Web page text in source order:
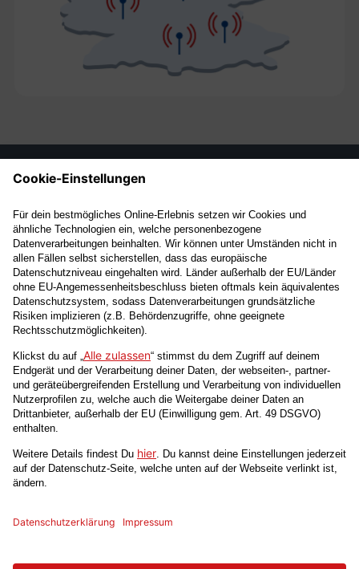
Guthaben bequem
Mögliche Zahlungsarten
... oder in deinem Penny Markt
AGB Datenschutz